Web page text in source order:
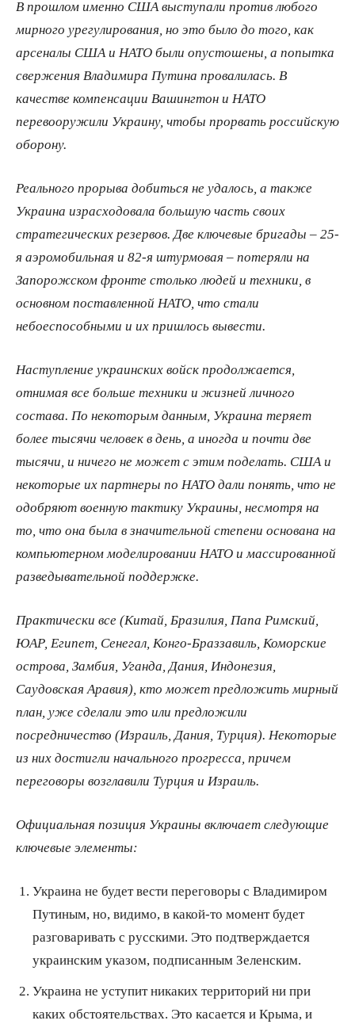
В прошлом именно США выступали против любого
мирного урегулирования, но это было до того, как
арсеналы США и НАТО были опустошены, а попытка
свержения Владимира Путина провалилась. В
качестве компенсации Вашингтон и НАТО
перевооружили Украину, чтобы прорвать российскую
оборону.
Реального прорыва добиться не удалось, а также
Украина израсходовала большую часть своих
стратегических резервов. Две ключевые бригады – 25-
я аэромобильная и 82-я штурмовая – потеряли на
Запорожском фронте столько людей и техники, в
основном поставленной НАТО, что стали
небоеспособными и их пришлось вывести.
Наступление украинских войск продолжается,
отнимая все больше техники и жизней личного
состава. По некоторым данным, Украина теряет
более тысячи человек в день, а иногда и почти две
тысячи, и ничего не может с этим поделать. США и
некоторые их партнеры по НАТО дали понять, что не
одобряют военную тактику Украины, несмотря на
то, что она была в значительной степени основана на
компьютерном моделировании НАТО и массированной
разведывательной поддержке.
Практически все (Китай, Бразилия, Папа Римский,
ЮАР, Египет, Сенегал, Конго-Браззавиль, Коморские
острова, Замбия, Уганда, Дания, Индонезия,
Саудовская Аравия), кто может предложить мирный
план, уже сделали это или предложили
посредничество (Израиль, Дания, Турция). Некоторые
из них достигли начального прогресса, причем
переговоры возглавили Турция и Израиль.
Официальная позиция Украины включает следующие
ключевые элементы:
Украина не будет вести переговоры с Владимиром
Путиным, но, видимо, в какой-то момент будет
разговаривать с русскими. Это подтверждается
украинским указом, подписанным Зеленским.
Украина не уступит никаких территорий ни при
каких обстоятельствах. Это касается и Крыма, и